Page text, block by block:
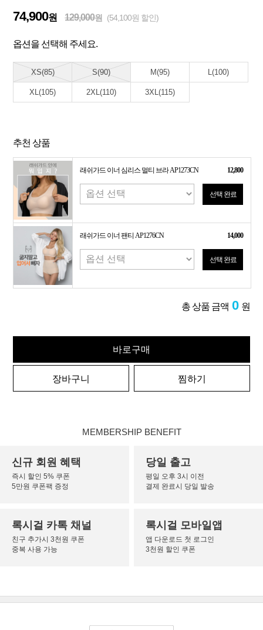
74,900원 129,000원 (54,100원 할인)
옵션을 선택해 주세요.
XS(85) S(90) M(95) L(100)
XL(105) 2XL(110) 3XL(115)
추천 상품
래쉬가드 이너 심리스 멀티 브라 AP1273CN 12,800
선택 완료
래쉬가드 이너 팬티 AP1276CN 14,000
선택 완료
총 상품 금액 0 원
바로구매
장바구니 찜하기
MEMBERSHIP BENEFIT
신규 회원 혜택
즉시 할인 5% 쿠폰
5만원 쿠폰팩 증정
당일 출고
평일 오후 3시 이전
결제 완료시 당일 발송
록시걸 카톡 채널
친구 추가시 3천원 쿠폰
중복 사용 가능
록시걸 모바일앱
앱 다운로드 첫 로그인
3천원 할인 쿠폰